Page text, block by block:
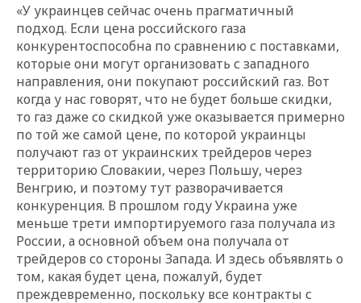
«У украинцев сейчас очень прагматичный
подход. Если цена российского газа
конкурентоспособна по сравнению с поставками,
которые они могут организовать с западного
направления, они покупают российский газ. Вот
когда у нас говорят, что не будет больше скидки,
то газ даже со скидкой уже оказывается примерно
по той же самой цене, по которой украинцы
получают газ от украинских трейдеров через
территорию Словакии, через Польшу, через
Венгрию, и поэтому тут разворачивается
конкуренция. В прошлом году Украина уже
меньше трети импортируемого газа получала из
России, а основной объем она получала от
трейдеров со стороны Запада. И здесь объявлять о
том, какая будет цена, пожалуй, будет
преждевременно, поскольку все контракты с